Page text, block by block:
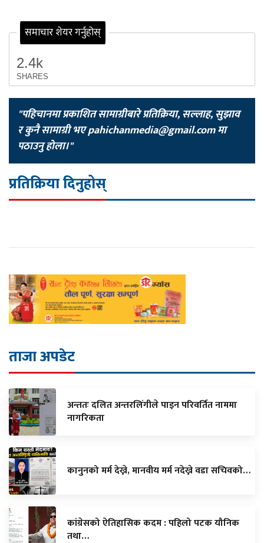
समाचार शेयर गर्नुहोस्
2.4k
SHARES
"पहिचानमा प्रकाशित सामाग्रीबारे प्रतिक्रिया, सल्लाह, सुझाव
र कुनै सामाग्री भएpahichanmedia@gmail.comमा
पठाउनु होला।"
प्रतिक्रिया दिनुहोस्
ताजा अपडेट
अन्ततः दलित अन्तरलिंगीले पाइन परिवर्तित नाममा
नागरिकता
कानुनको मर्म देख्ने, मानवीय मर्म नदेख्ने वडा सचिवको…
कांग्रेसको ऐतिहासिक कदम : पहिलो पटक यौनिक
तथा…